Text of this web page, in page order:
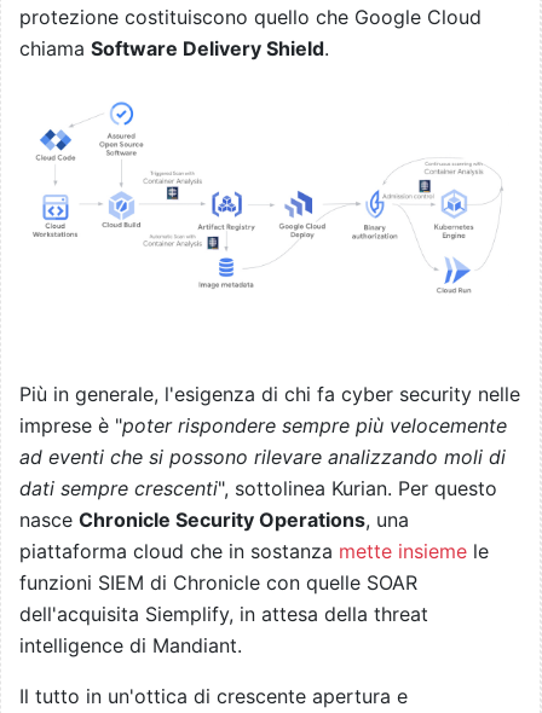
protezione costituiscono quello che Google Cloud
chiama Software Delivery Shield.
Più in generale, l'esigenza di chi fa cyber security nelle
imprese è "poter rispondere sempre più velocemente
ad eventi che si possono rilevare analizzando moli di
dati sempre crescenti", sottolinea Kurian. Per questo
nasce Chronicle Security Operations, una
piattaforma cloud che in sostanza mette insieme le
funzioni SIEM di Chronicle con quelle SOAR
dell'acquisita Siemplify, in attesa della threat
intelligence di Mandiant.
Il tutto in un'ottica di crescente apertura e